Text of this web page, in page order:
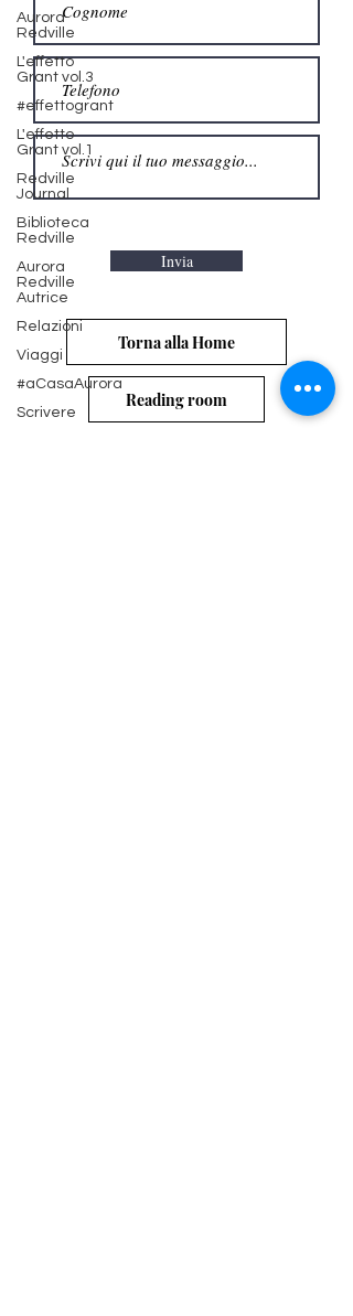
Aurora
Redville
L'effetto
Grant vol.3
#effettogrant
L'effetto
Grant vol.1
Redville
Journal
Biblioteca
Redville
Aurora
Redville
Autrice
Relazioni
Viaggi
#aCasaAurora
Scrivere
Torna alla Home
Reading room